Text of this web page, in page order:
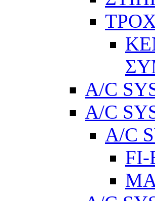
A/C
A/C
A/C
FI-